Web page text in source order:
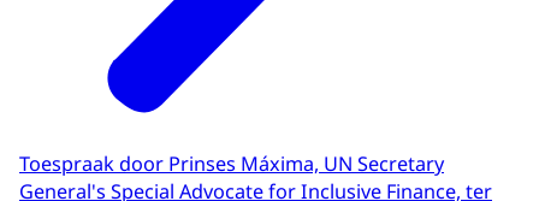
Toespraak door Prinses Máxima, UN Secretary
General's Special Advocate for Inclusive Finance, ter